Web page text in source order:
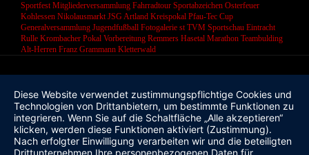
Sportfest Mitgliederversammlung Fahrradtour Sportabzeichen Osterfeuer
Kohlessen Nikolausmarkt JSG Artland Kreispokal Pfau-Tec Cup
Generalversammlung Jugendfußball Fotogalerie st TVM Sportschau Eintracht
Rulle Krombacher Pokal Vorbereitung Remmers Hasetal Marathon Teambulding
Alt-Herren Franz Grammann Kletterwald
Diese Website verwendet zustimmungspflichtige Cookies und
Technologien von Drittanbietern, um bestimmte Funktionen zu
integrieren. Wenn Sie auf die Schaltfläche „Alle akzeptieren“
klicken, werden diese Funktionen aktiviert (Zustimmung).
Nach erfolgter Einwilligung verarbeiten wir und die beteiligten
Drittunternehmen Ihre personenbezogenen Daten für